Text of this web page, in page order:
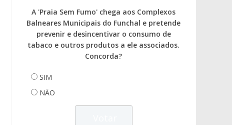
A 'Praia Sem Fumo' chega aos Complexos
Balneares Municipais do Funchal e pretende
prevenir e desincentivar o consumo de
tabaco e outros produtos a ele associados.
Concorda?
SIM
NÃO